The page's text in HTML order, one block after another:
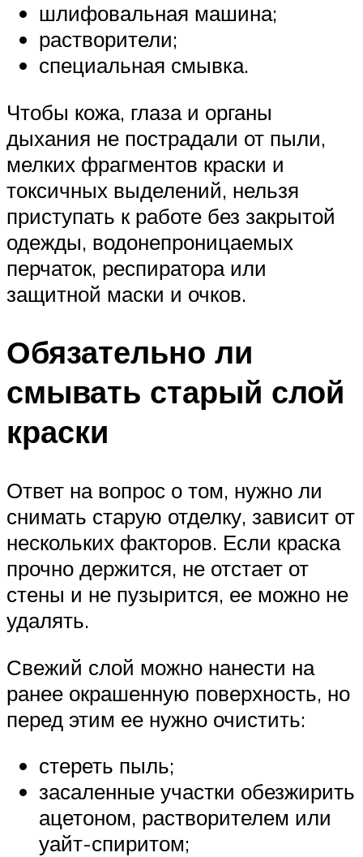
шлифовальная машина;
растворители;
специальная смывка.
Чтобы кожа, глаза и органы
дыхания не пострадали от пыли,
мелких фрагментов краски и
токсичных выделений, нельзя
приступать к работе без закрытой
одежды, водонепроницаемых
перчаток, респиратора или
защитной маски и очков.
Обязательно ли
смывать старый слой
краски
Ответ на вопрос о том, нужно ли
снимать старую отделку, зависит от
нескольких факторов. Если краска
прочно держится, не отстает от
стены и не пузырится, ее можно не
удалять.
Свежий слой можно нанести на
ранее окрашенную поверхность, но
перед этим ее нужно очистить:
стереть пыль;
засаленные участки обезжирить
ацетоном, растворителем или
уайт-спиритом;